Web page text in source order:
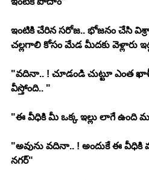
ఇంటికి చేరిన సరోజ.. భోజనం చేసి
చల్లగాలి కోసం మేడ మీదకు వెళ్లారు
"వదినా.. ! చూడండి చుట్టూ
వీస్తోంది.. "
"ఈ వీధికి మీ ఒక్క ఇల్లు లాగే ఉంది
"అవును వదినా.. ! అందుకే ఈ
నగర్"